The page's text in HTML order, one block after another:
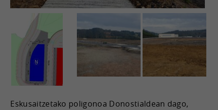
Eskusaitzetako poligonoa Donostialdean dago,